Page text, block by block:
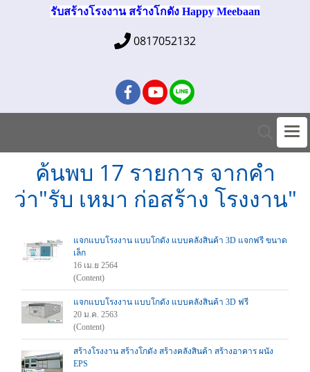
รับสร้างโรงงาน สร้างโกดัง Happy Meebaan
0817052132
ค้นพบ 17 รายการ จากคำ
ว่า"รับ เหมา ก่อสร้าง โรงงาน"
แจกแบบโรงงาน แบบโกดัง แบบคลังสินค้า 3D แจกฟรี ขนาด
เล็ก
16 เม.ย 2564
(Content)
แจกแบบโรงงาน แบบโกดัง แบบคลังสินค้า 3D ฟรี
20 ม.ค. 2563
(Content)
สร้างโรงงาน สร้างโกดัง สร้างคลังสินค้า สร้างอาคาร ผนัง
EPS